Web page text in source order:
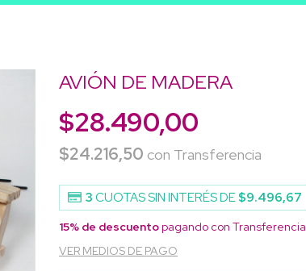
AVIÓN DE MADERA
$28.490,00
$24.216,50 con Transferencia
3 CUOTAS SIN INTERÉS DE $9.496,67
15% de descuentopagando con Transferencia
VER MEDIOS DE PAGO